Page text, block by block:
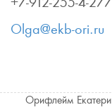
Olga@ekb-ori.ru
Орифлейм